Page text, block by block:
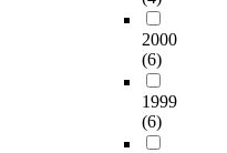
2000
(6)
1999
(6)